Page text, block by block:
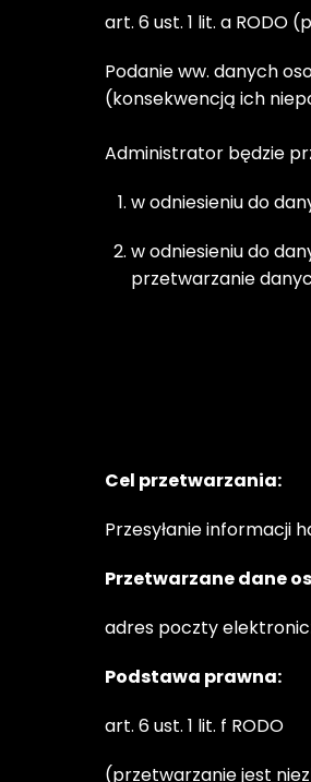
art. 6 ust. 1 lit. a RODO
Podanie ww. danych
(konsekwencją ich
Administrator będzie
w odniesieniu do
w odniesieniu do
przetwarzanie
Cel przetwarzania:
Przesyłanie informacji
Przetwarzane dane
adres poczty
Podstawa prawna:
art. 6 ust. 1 lit. f RODO
(przetwarzanie jest